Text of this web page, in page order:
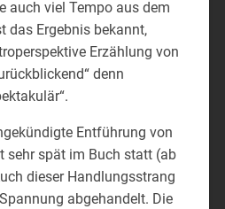
auch viel Tempo aus dem
das Ergebnis bekannt,
Erzählung von
denn
Entführung von
sehr spät im Buch statt (ab
dieser Handlungsstrang
abgehandelt. Die